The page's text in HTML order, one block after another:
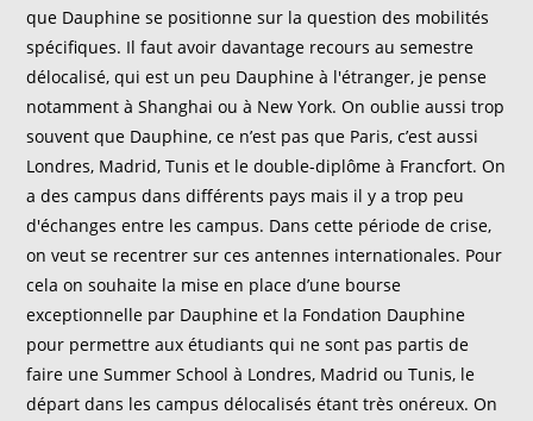
que Dauphine se positionne sur la question des mobilités
spécifiques. Il faut avoir davantage recours au semestre
délocalisé, qui est un peu Dauphine à l'étranger, je pense
notamment à Shanghai ou à New York. On oublie aussi trop
souvent que Dauphine, ce n’est pas que Paris, c’est aussi
Londres, Madrid, Tunis et le double-diplôme à Francfort. On
a des campus dans différents pays mais il y a trop peu
d'échanges entre les campus. Dans cette période de crise,
on veut se recentrer sur ces antennes internationales. Pour
cela on souhaite la mise en place d’une bourse
exceptionnelle par Dauphine et la Fondation Dauphine
pour permettre aux étudiants qui ne sont pas partis de
faire une Summer School à Londres, Madrid ou Tunis, le
départ dans les campus délocalisés étant très onéreux. On